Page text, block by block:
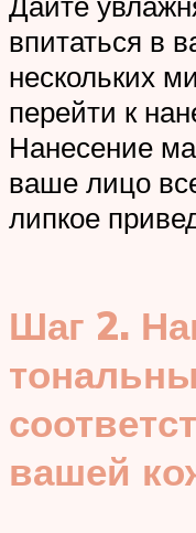
впитаться в
нескольких
перейти к
Нанесение
ваше лицо
липкое
Шаг 2.
вашей